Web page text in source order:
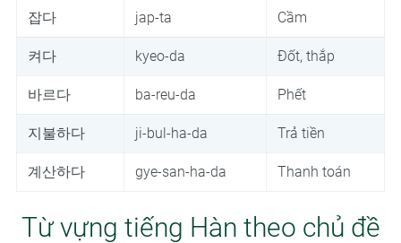
잡다 jap-ta Cầm
켜다 kyeo-da Đốt, thắp
바르다 ba-reu-da Phết
지불하다 ji-bul-ha-da Trả tiền
계산하다 gye-san-ha-da Thanh toán
Từ vựng tiếng Hàn theo chủ đề